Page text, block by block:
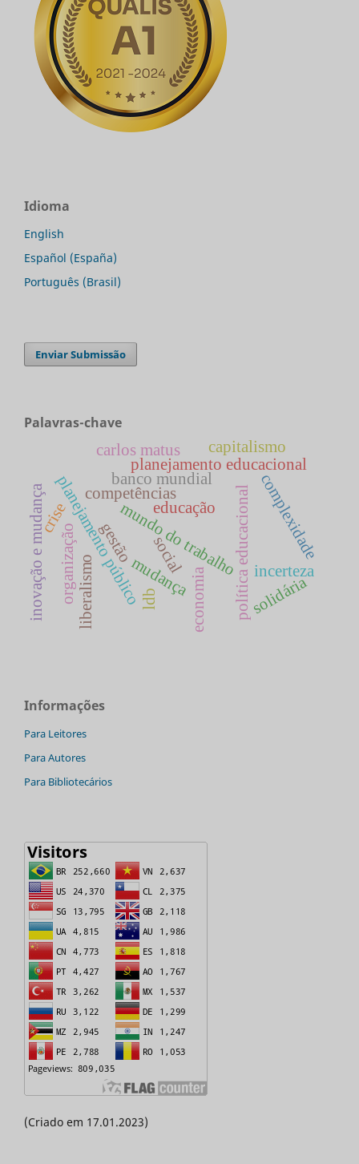
Idioma
English
Español (España)
Português (Brasil)
Enviar Submissão
Palavras-chave
competências
educação
mundo do trabalhopolítica educacional
planejamento educacional
planejamento público
carlos matus
gestão complexidade
incerteza
crise
mudança
organizaçãoliberalismo economia
capitalismo
social
solidária
banco mundial
ldb
inovação e mudança
Informações
Para Leitores
Para Autores
Para Bibliotecários
(Criado em 17.01.2023)